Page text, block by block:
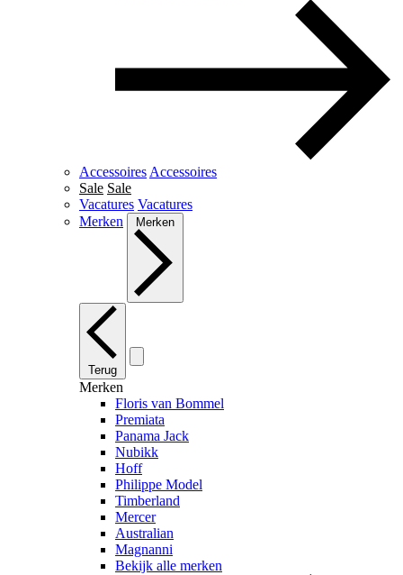
Accessoires Accessoires
Sale Sale
Vacatures Vacatures
Merken
Merken
Terug
Merken
Floris van Bommel
Premiata
Panama Jack
Nubikk
Hoff
Philippe Model
Timberland
Mercer
Australian
Magnanni
Bekijk alle merken